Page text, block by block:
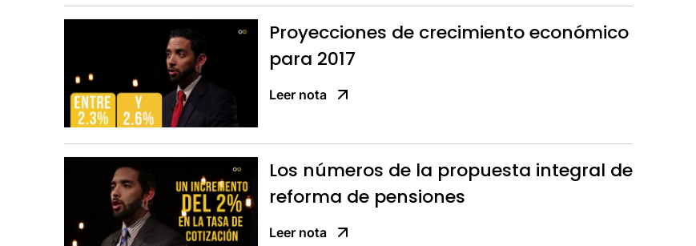
Proyecciones de crecimiento económico
para 2017
Leer nota
Los números de la propuesta integral de
reforma de pensiones
Leer nota